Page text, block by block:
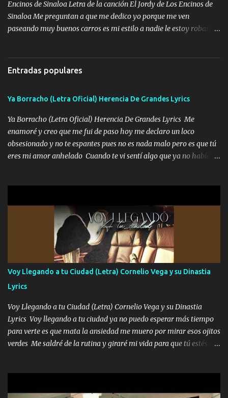
zapatos mi es...
Encinos de Sinaloa Letra de la canción El Jordy de Los Encinos de
Sinaloa Me preguntan a que me dedico yo porque me ven
paseando muy buenos carros es mi estilo a nadie le estoy robando
miraban trabajando la escuela dejé el dinero estaba escaso Mi
familia que nunca les falte nada es la gran razón que a diario me
mi esposa no se ra'ja Música Me rodearon y la puerta me
tumbaron prisionero en caliente me llevaron me achacaba cargos
que estaban muy raros me gritaba a donde tienes el clavo Yo me
enfiesto me gusta vivir en grande más me cuido me gusta ser
responsable hay rateros envidiosos que no falten mi dios es grande
me cuida de las maldades Pa el equipo aquí le mando un abrazo
Entradas populares
Ya Borracho (Letra Oficial) Herencia De Grandes Lyrics
Ya Borracho (Letra Oficial) Herencia De Grandes Lyrics Me
enamoré y creo que me fui de paso hoy me declaro un loco
obsesionado y no te espantes pues no es nada malo pero es que tú
eres mi amor anhelado Cuando te vi sentí algo que ya no había
cariño de mi alma Que pa febrero vendré frente a ti con mis
preguntas y digas que sí hacernos novios y verte feliz y muy
contenta como yo por ti Música Pregúntame qué es lo que me
enamora pa describirte unas cuantas horas también pregunta que
quiero contigo que seas dichosa al estar conmigo Y ya borracho
contéstame la llamada pa dedicarte unas bonitas palabras así
borracho me animo a decirte todo y puedo describirlo mucho que
me encantes Decirte que me siento muy feliz y emocionado por
tenerte aquí espero que quiera...
Voy Llegando a tu Ciudad (Letra) Cornelio Vega y su Dinastia
Lyrics
Voy Llegando a tu Ciudad (Letra) Cornelio Vega y su Dinastia
Lyrics Voy llegando a tu ciudad ya no puedo esperar más tiempo
para verte es que mata la ansiedad me muero por mirar esos ojitos
verdes Me saldré de la rutina y giraré mi vida para que tú estés en
solo yo tendre el candado 🔒 del amor ❤️ Música Mil y un besos